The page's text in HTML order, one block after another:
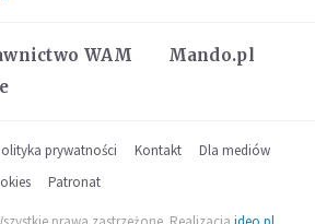
WAM
Mando.pl
prywatności Kontakt
Dla mediów
Patronat